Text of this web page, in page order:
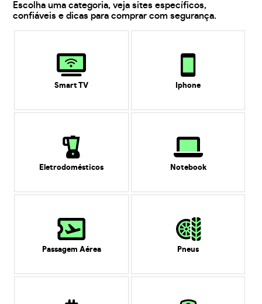
Escolha uma categoria, veja sites específicos,
confiáveis e dicas para comprar com segurança.
Smart TV Iphone
Eletrodomésticos Notebook
Passagem Aérea Pneus